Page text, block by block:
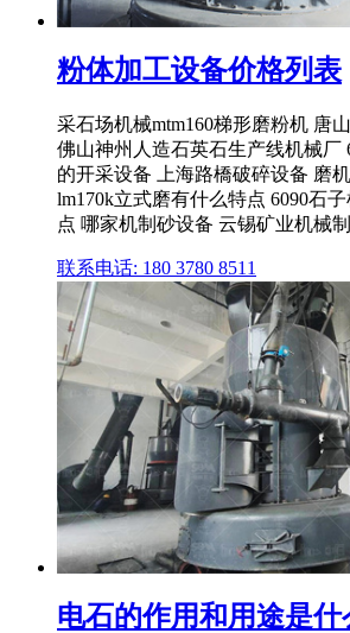
粉体加工设备价格列表
采石场机械mtm160梯形磨粉机 唐
佛山神州人造石英石生产线机械厂
的开采设备 上海路橋破碎设备 磨
lm170k立式磨有什么特点 6090石
点 哪家机制砂设备 云锡矿业机械
联系电话: 180 3780 8511
电石的作用和用途是